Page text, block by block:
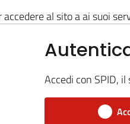
accedere al sito a ai suoi
Accedi con SPID,